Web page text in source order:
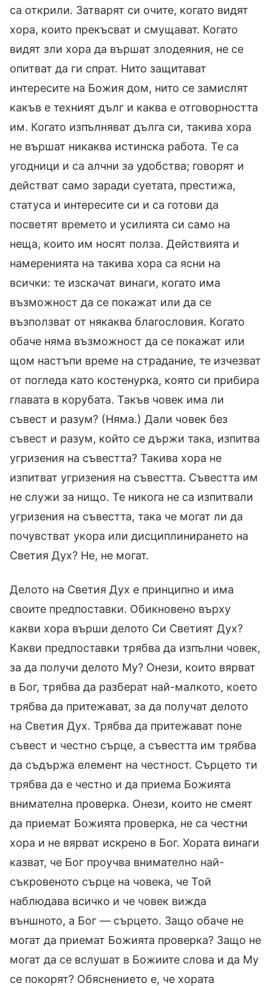
са открили. Затварят си очите, когато видят
хора, които прекъсват и смущават. Когато
видят зли хора да вършат злодеяния, не се
опитват да ги спрат. Нито защитават
интересите на Божия дом, нито се замислят
какъв е техният дълг и каква е отговорността
им. Когато изпълняват дълга си, такива хора
не вършат никаква истинска работа. Те са
угодници и са алчни за удобства; говорят и
действат само заради суетата, престижа,
статуса и интересите си и са готови да
посветят времето и усилията си само на
неща, които им носят полза. Действията и
намеренията на такива хора са ясни на
всички: те изскачат винаги, когато има
възможност да се покажат или да се
възползват от някаква благословия. Когато
обаче няма възможност да се покажат или
щом настъпи време на страдание, те изчезват
от погледа като костенурка, която си прибира
главата в корубата. Такъв човек има ли
съвест и разум? (Няма.) Дали човек без
съвест и разум, който се държи така, изпитва
угризения на съвестта? Такива хора не
изпитват угризения на съвестта. Съвестта им
не служи за нищо. Те никога не са изпитвали
угризения на съвестта, така че могат ли да
почувстват укора или дисциплинирането на
Светия Дух? Не, не могат.
Делото на Светия Дух е принципно и има
своите предпоставки. Обикновено върху
какви хора върши делото Си Светият Дух?
Какви предпоставки трябва да изпълни човек,
за да получи делото Му? Онези, които вярват
в Бог, трябва да разберат най-малкото, което
трябва да притежават, за да получат делото
на Светия Дух. Трябва да притежават поне
съвест и честно сърце, а съвестта им трябва
да съдържа елемент на честност. Сърцето ти
трябва да е честно и да приема Божията
внимателна проверка. Онези, които не смеят
да приемат Божията проверка, не са честни
хора и не вярват искрено в Бог. Хората винаги
казват, че Бог проучва внимателно най-
съкровеното сърце на човека, че Той
наблюдава всичко и че човек вижда
външното, а Бог — сърцето. Защо обаче не
могат да приемат Божията проверка? Защо не
могат да се вслушат в Божиите слова и да Му
се покорят? Обяснението е, че хората